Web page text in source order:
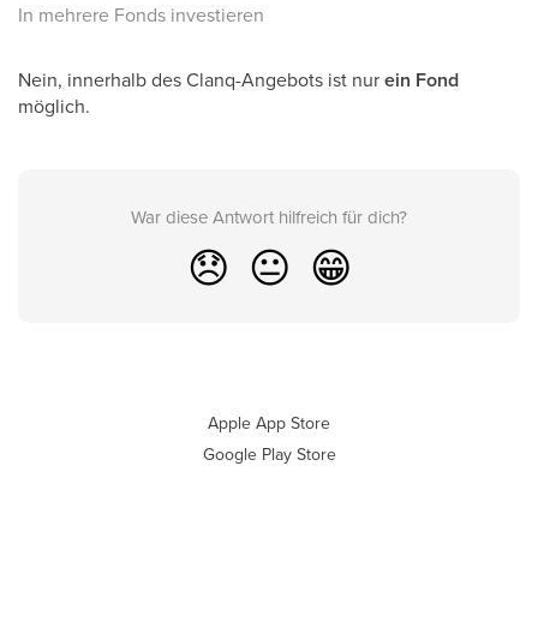
In mehrere Fonds investieren
Nein, innerhalb des Clanq-Angebots ist nurein Fond
möglich.
War diese Antwort hilfreich für dich?
😞 😐 😁
Apple App Store
Google Play Store